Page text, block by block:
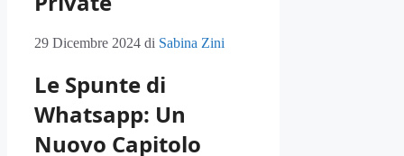
29 Dicembre 2024 di Sabina Zini
Le Spunte di
Whatsapp: Un
Nuovo Capitolo